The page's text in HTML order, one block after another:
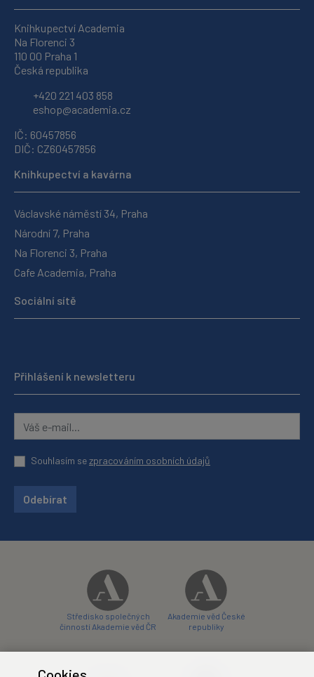
Knihkupectví Academia
Na Florenci 3
110 00 Praha 1
Česká republika
+420 221 403 858
eshop@academia.cz
IČ: 60457856
DIČ: CZ60457856
Knihkupectví a kavárna
Václavské náměstí 34, Praha
Národní 7, Praha
Na Florenci 3, Praha
Cafe Academia, Praha
Sociální sítě
Přihlášení k newsletteru
Souhlasím sezpracováním osobních údajů
Odebírat
Středisko společných
činností Akademie věd ČR
Akademie věd České
republiky